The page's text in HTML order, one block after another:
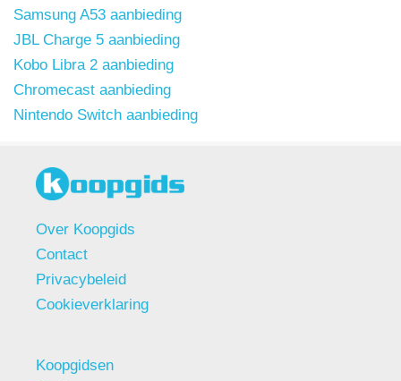
Samsung A53 aanbieding
JBL Charge 5 aanbieding
Kobo Libra 2 aanbieding
Chromecast aanbieding
Nintendo Switch aanbieding
Over Koopgids
Contact
Privacybeleid
Cookieverklaring
Koopgidsen